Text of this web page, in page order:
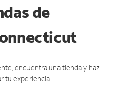
de
encuentra una tienda y haz
tu experiencia.